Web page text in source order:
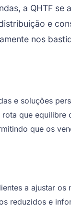
a QHTF se
e
nos
e soluções
que equilibre
que os
a ajustar os
reduzidos e